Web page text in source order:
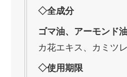
◇全成分
ゴマ油、アーモンド油
カ花エキス、カミツ
◇使用期限